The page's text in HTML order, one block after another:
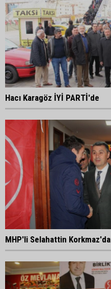
Hacı Karagöz İYİ PARTİ'de
MHP'li Selahattin